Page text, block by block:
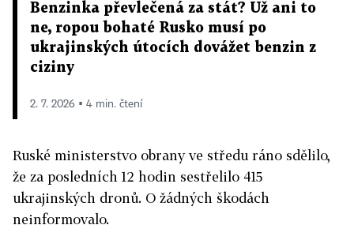
Benzinka převlečená za stát? Už ani to
ne, ropou bohaté Rusko musí po
ukrajinských útocích dovážet benzin z
ciziny
2. 7. 2026 ▪ 4 min. čtení
Ruské ministerstvo obrany ve středu ráno sdělilo,
že za posledních 12 hodin sestřelilo 415
ukrajinských dronů. O žádných škodách
neinformovalo.